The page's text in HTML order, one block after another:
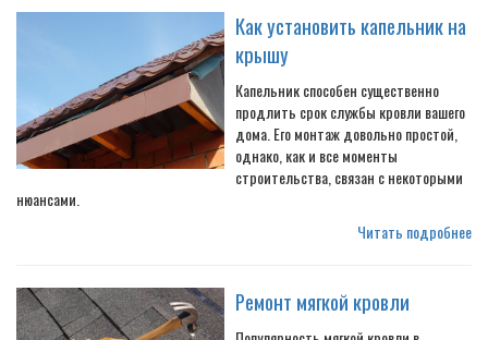
Как установить капельник на
крышу
Капельник способен существенно
продлить срок службы кровли вашего
дома. Его монтаж довольно простой,
однако, как и все моменты
строительства, связан с некоторыми
нюансами.
Читать подробнее
Ремонт мягкой кровли